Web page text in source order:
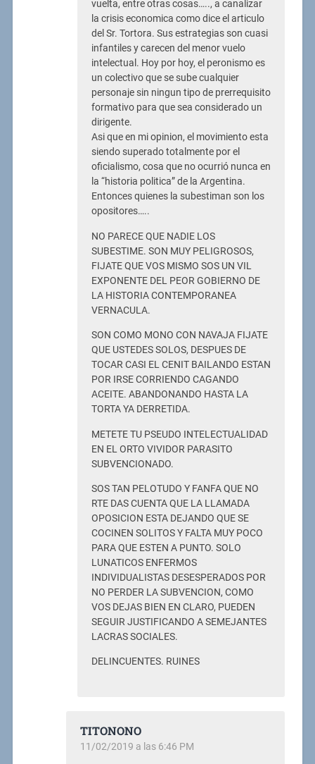
vuelta, entre otras cosas….., a canalizar
la crisis economica como dice el articulo
del Sr. Tortora. Sus estrategias son cuasi
infantiles y carecen del menor vuelo
intelectual. Hoy por hoy, el peronismo es
un colectivo que se sube cualquier
personaje sin ningun tipo de prerrequisito
formativo para que sea considerado un
dirigente.
Asi que en mi opinion, el movimiento esta
siendo superado totalmente por el
oficialismo, cosa que no ocurrió nunca en
la “historia politica” de la Argentina.
Entonces quienes la subestiman son los
opositores…..
NO PARECE QUE NADIE LOS
SUBESTIME. SON MUY PELIGROSOS,
FIJATE QUE VOS MISMO SOS UN VIL
EXPONENTE DEL PEOR GOBIERNO DE
LA HISTORIA CONTEMPORANEA
VERNACULA.
SON COMO MONO CON NAVAJA FIJATE
QUE USTEDES SOLOS, DESPUES DE
TOCAR CASI EL CENIT BAILANDO ESTAN
POR IRSE CORRIENDO CAGANDO
ACEITE. ABANDONANDO HASTA LA
TORTA YA DERRETIDA.
METETE TU PSEUDO INTELECTUALIDAD
EN EL ORTO VIVIDOR PARASITO
SUBVENCIONADO.
SOS TAN PELOTUDO Y FANFA QUE NO
RTE DAS CUENTA QUE LA LLAMADA
OPOSICION ESTA DEJANDO QUE SE
COCINEN SOLITOS Y FALTA MUY POCO
PARA QUE ESTEN A PUNTO. SOLO
LUNATICOS ENFERMOS
INDIVIDUALISTAS DESESPERADOS POR
NO PERDER LA SUBVENCION, COMO
VOS DEJAS BIEN EN CLARO, PUEDEN
SEGUIR JUSTIFICANDO A SEMEJANTES
LACRAS SOCIALES.
DELINCUENTES. RUINES
TITONONO
11/02/2019 a las 6:46 PM